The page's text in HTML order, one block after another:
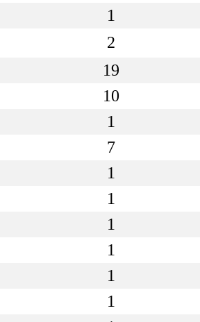
1
2
19
10
1
7
1
1
1
1
1
1